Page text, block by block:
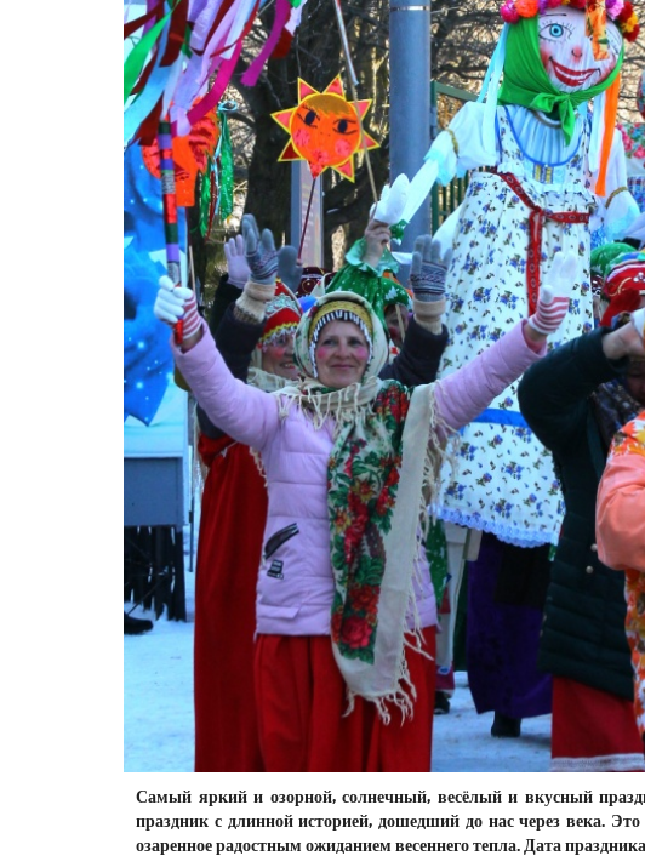
Самый яркий и озорной, солнечный, весёлый и вкусный
праздник с длинной историей, дошедший до нас через века.
озаренное радостным ожиданием весеннего тепла. Дата